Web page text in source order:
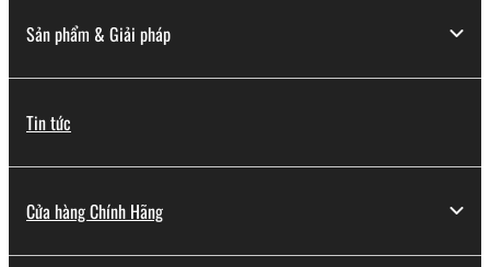
Sản phẩm & Giải pháp
Tin tức
Cửa hàng Chính Hãng